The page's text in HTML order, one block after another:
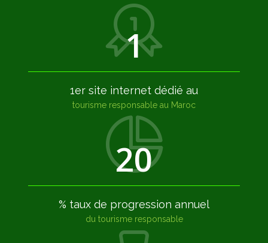
1
1er site internet dédié au
tourisme responsable au Maroc
20
% taux de progression annuel
du tourisme responsable